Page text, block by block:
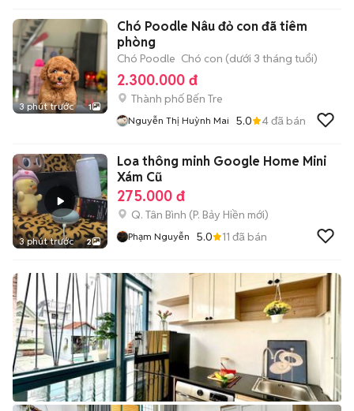
3 phút trước 1
Chó Poodle Nâu đỏ con đã tiêm
phòng
Chó Poodle Chó con (dưới 3 tháng tuổi)
2.300.000 đ
Thành phố Bến Tre
Nguyễn Thị Huỳnh Mai 5.0 4đã bán
3 phút trước 2
Loa thông minh Google Home Mini
Xám Cũ
275.000 đ
Q. Tân Bình (P. Bảy Hiền mới)
Phạm Nguyễn 5.0 11 đã bán